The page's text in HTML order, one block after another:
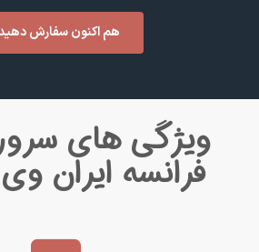
هم اکنون سفارش
ویژگی های
فرانسه ایران